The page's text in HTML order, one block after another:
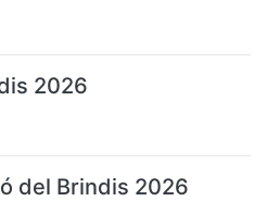
2026
del Brindis 2026